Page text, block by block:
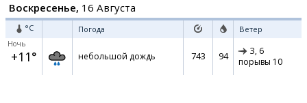
Воскресенье, 16 Августа
°C Погода Ветер
Ночь
+11° небольшой дождь 743 94 З, 6
порывы 10